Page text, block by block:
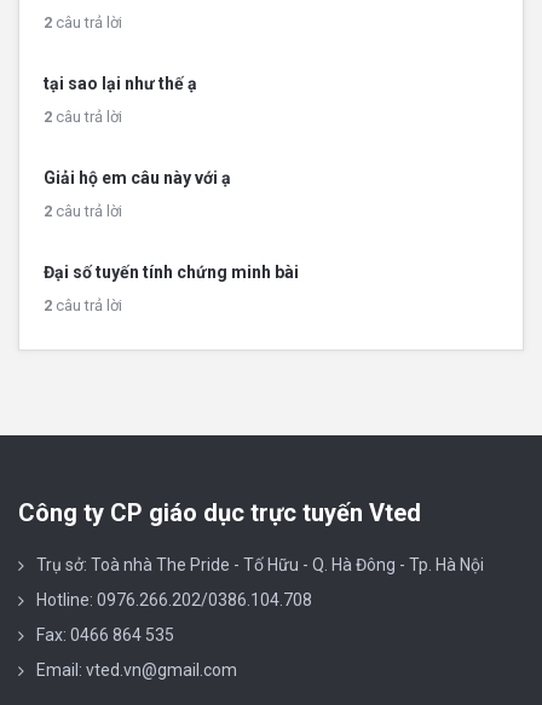
2 câu trả lời
tại sao lại như thế ạ
2 câu trả lời
Giải hộ em câu này với ạ
2 câu trả lời
Đại số tuyến tính chứng minh bài
2 câu trả lời
Công ty CP giáo dục trực tuyến Vted
Trụ sở: Toà nhà The Pride - Tố Hữu - Q. Hà Đông - Tp. Hà Nội
Hotline: 0976.266.202/0386.104.708
Fax: 0466 864 535
Email: vted.vn@gmail.com